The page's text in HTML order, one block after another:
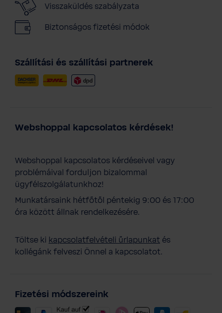
Visszaküldés szabályzata
Biztonságos fizetési módok
Szállítási és szállítási partnerek
Webshoppal kapcsolatos kérdések!
Webshoppal kapcsolatos kérdéseivel vagy
problémáival forduljon bizalommal
ügyfélszolgálatunkhoz!
Munkatársaink hétfőtől péntekig 9:00 és 17:00
óra között állnak rendelkezésére.
Töltse ki kapcsolatfelvételi űrlapunkat és
kollégánk felveszi Önnel a kapcsolatot.
Fizetési módszereink